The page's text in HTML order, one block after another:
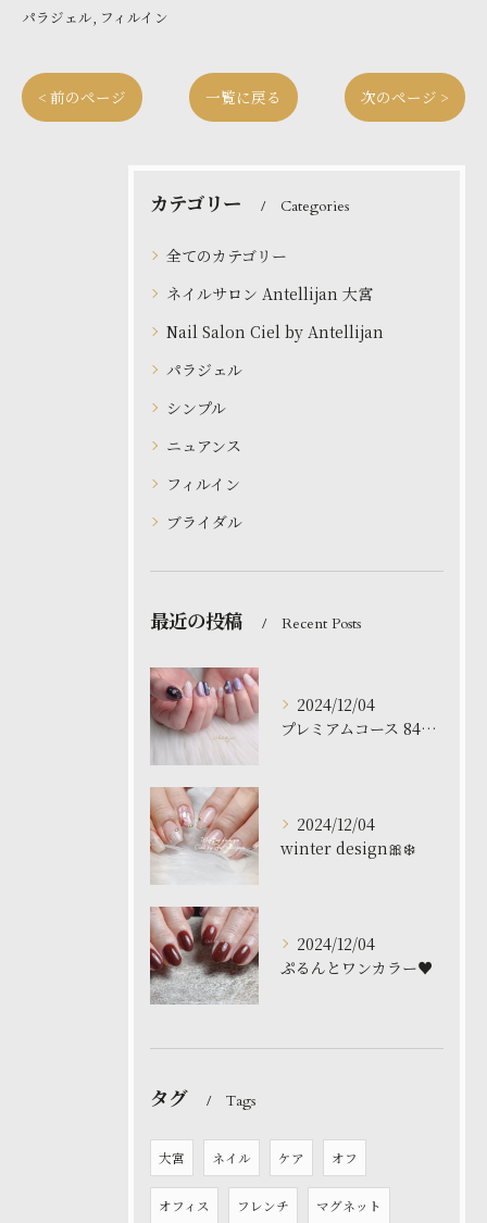
パラジェル フィルイン
< 前のページ 一覧に戻る 次のページ >
カテゴリー Categories
全てのカテゴリー
ネイルサロン Antellijan 大宮
Nail Salon Ciel by Antellijan
パラジェル
シンプル
ニュアンス
フィルイン
ブライダル
最近の投稿 Recent Posts
2024/12/04
プレミアムコース 8480円
2024/12/04
winter design🎀❄️
2024/12/04
ぷるんとワンカラー♥️
タグ Tags
大宮 ネイル ケア オフ
オフィス フレンチ マグネット